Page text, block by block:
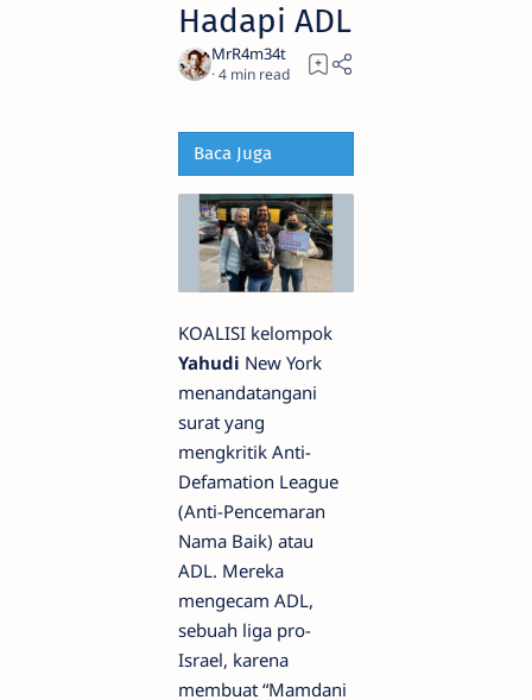
Hadapi ADL
4
Baca Juga
KOALISI kelompok
Yahudi New York
menandatangani
surat yang
mengkritik Anti-
Defamation League
(Anti-Pencemaran
Nama Baik) atau
ADL. Mereka
mengecam ADL,
sebuah liga pro-
Israel, karena
membuat “Mamdani